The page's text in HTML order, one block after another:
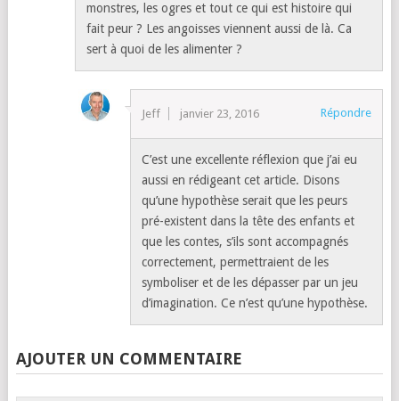
monstres, les ogres et tout ce qui est histoire qui
fait peur ? Les angoisses viennent aussi de là. Ca
sert à quoi de les alimenter ?
Jeff janvier 23, 2016 Répondre
C’est une excellente réflexion que j’ai eu
aussi en rédigeant cet article. Disons
qu’une hypothèse serait que les peurs
pré-existent dans la tête des enfants et
que les contes, s’ils sont accompagnés
correctement, permettraient de les
symboliser et de les dépasser par un jeu
d’imagination. Ce n’est qu’une hypothèse.
AJOUTER UN COMMENTAIRE